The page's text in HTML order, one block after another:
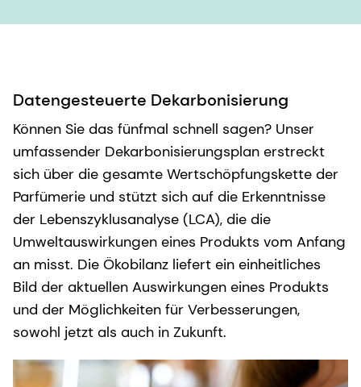
Datengesteuerte Dekarbonisierung
Können Sie das fünfmal schnell sagen? Unser
umfassender Dekarbonisierungsplan erstreckt
sich über die gesamte Wertschöpfungskette der
Parfümerie und stützt sich auf die Erkenntnisse
der Lebenszyklusanalyse (LCA), die die
Umweltauswirkungen eines Produkts vom Anfang
an misst. Die Ökobilanz liefert ein einheitliches
Bild der aktuellen Auswirkungen eines Produkts
und der Möglichkeiten für Verbesserungen,
sowohl jetzt als auch in Zukunft.